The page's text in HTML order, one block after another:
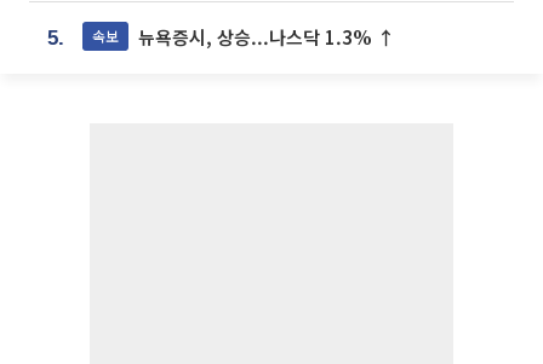
5. 속보 뉴욕증시, 상승...나스닥 1.3% ↑